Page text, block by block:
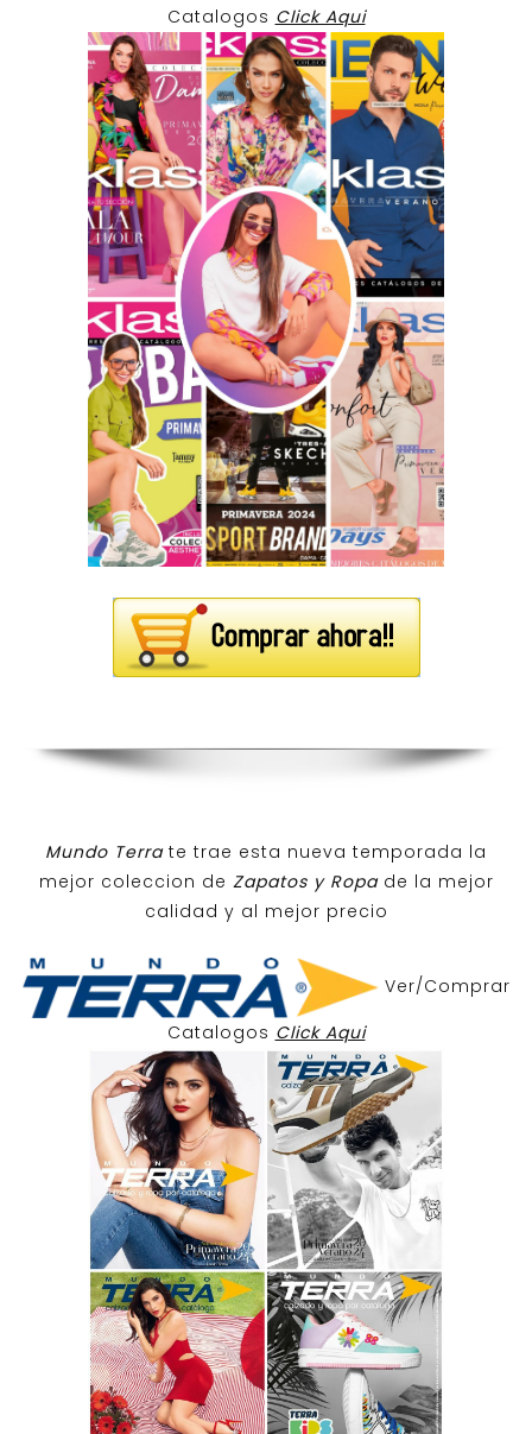
Catalogos Click Aqui
Mundo Terra te trae esta nueva temporada la
mejor coleccion de Zapatos y Ropa de la mejor
calidad y al mejor precio
Ver/Comprar
Catalogos Click Aqui